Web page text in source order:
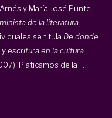
y María José Punte
de la literatura
se titula De donde
escritura en la cultura
Platicamos de la ...